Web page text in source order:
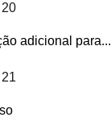
adicional para...